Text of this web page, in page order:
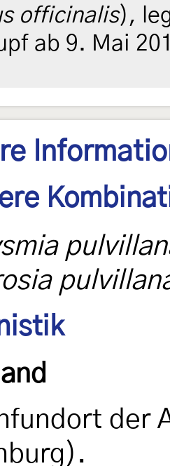
officinalis),
ab 9. Mai
der